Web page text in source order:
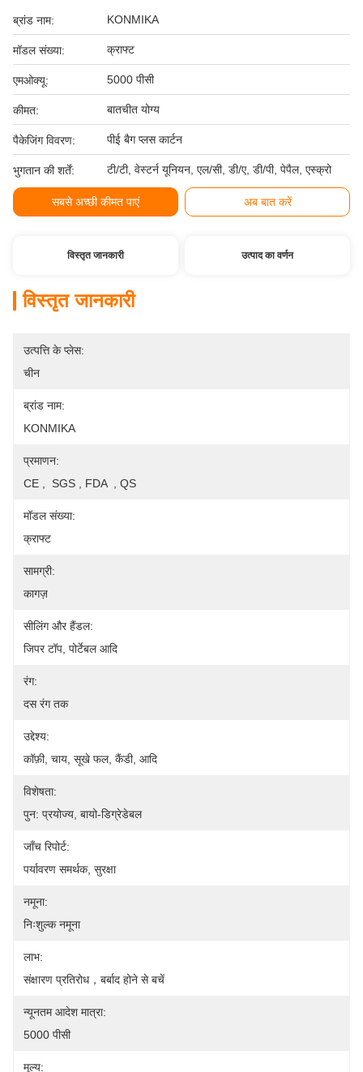
ब्रांड नाम: KONMIKA
मॉडल संख्या: क्राफ्ट
एमओक्यू: 5000 पीसी
कीमत: बातचीत योग्य
पैकेजिंग विवरण: पीई बैग प्लस कार्टन
भुगतान की शर्तें: टी/टी, वेस्टर्न यूनियन, एल/सी, डी/ए, डी/पी, पेपैल, एस्क्रो
सबसे अच्छी कीमत पाएं अब बात करें
विस्तृत जानकारी उत्पाद का वर्णन
विस्तृत जानकारी
उत्पत्ति के प्लेस:
चीन
ब्रांड नाम:
KONMIKA
प्रमाणन:
CE ,  SGS , FDA  , QS
मॉडल संख्या:
क्राफ्ट
सामग्री:
कागज़
सीलिंग और हैंडल:
जिपर टॉप, पोर्टेबल आदि
रंग:
दस रंग तक
उद्देश्य:
कॉफ़ी, चाय, सूखे फल, कैंडी, आदि
विशेषता:
पुन: प्रयोज्य, बायो-डिग्रेडेबल
जाँच रिपोर्ट:
पर्यावरण समर्थक, सुरक्षा
नमूना:
निःशुल्क नमूना
लाभ:
संक्षारण प्रतिरोध，बर्बाद होने से बचें
न्यूनतम आदेश मात्रा:
5000 पीसी
मूल्य: